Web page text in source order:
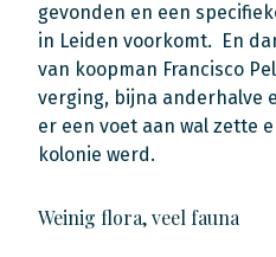
gevonden en een
in Leiden voorkomt. En
van koopman Francisco
verging, bijna anderhalve
er een voet aan wal zette
kolonie werd.
Weinig flora, veel fauna